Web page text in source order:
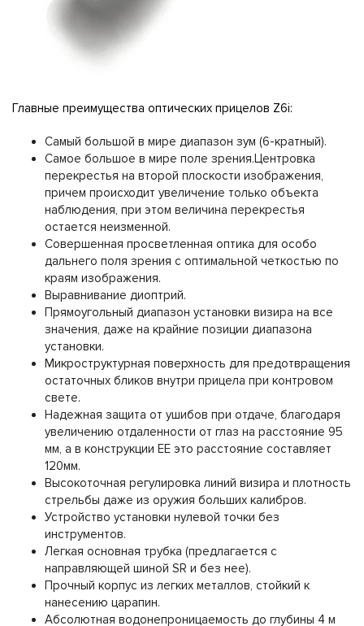
Главные преимущества оптических прицелов Z6i:
Самый большой в мире диапазон зум (6-кратный).
Самое большое в мире поле зрения.Центровка
перекрестья на второй плоскости изображения,
причем происходит увеличение только объекта
наблюдения, при этом величина перекрестья
остается неизменной.
Совершенная просветленная оптика для особо
дальнего поля зрения с оптимальной четкостью по
краям изображения.
Выравнивание диоптрий.
Прямоугольный диапазон установки визира на все
значения, даже на крайние позиции диапазона
установки.
Микроструктурная поверхность для предотвращения
остаточных бликов внутри прицела при контровом
свете.
Надежная защита от ушибов при отдаче, благодаря
увеличению отдаленности от глаз на расстояние 95
мм, а в конструкции ЕЕ это расстояние составляет
120мм.
Высокоточная регулировка линий визира и плотность
стрельбы даже из оружия больших калибров.
Устройство установки нулевой точки без
инструментов.
Легкая основная трубка (предлагается с
направляющей шиной SR и без нее).
Прочный корпус из легких металлов, стойкий к
нанесению царапин.
Абсолютная водонепроницаемость до глубины 4 м